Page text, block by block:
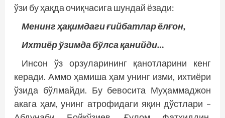
ўзи бу ҳақда очиқчасига шундай ёзади:
Менинг ҳақимдаги ғийбатлар ёлғон,
Ихтиёр ўзимда бўлса қанийди…
Инсон ўз орзуларининг қанотларини кенг
керади. Аммо ҳамиша ҳам унинг изми, ихтиёри
ўзида бўлмайди. Бу бевосита Муҳаммаджон
акага ҳам, унинг атрофидаги яқин дўстлари –